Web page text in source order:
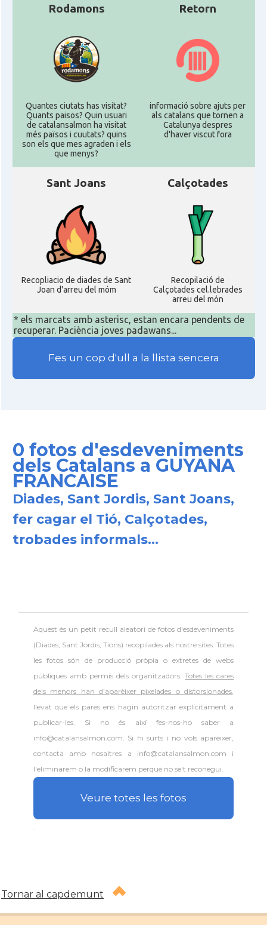
Rodamons
Quantes ciutats has visitat?
Quants paisos? Quin usuari
de catalansalmon ha visitat
més països i cuutats? quins
son els que mes agraden i els
que menys?
Retorn
informació sobre ajuts per
als catalans que tornen a
Catalunya despres
d'haver viscut fora
Sant Joans
Recopliacio de diades de Sant
Joan d'arreu del móm
Calçotades
Recopilació de
Calçotades cel.lebrades
arreu del món
* els marcats amb asterisc, estan encara pendents de
recuperar. Paciència joves padawans...
Fes un cop d'ull a la llista sencera
0 fotos d'esdeveniments
dels Catalans a GUYANA
FRANCAISE
Diades, Sant Jordis, Sant Joans,
fer cagar el Tió, Calçotades,
trobades informals...
Aquest és un petit recull aleatori defotos d'esdeveniments
(Diades, Sant Jordis, Tions) recopilades als nostre sites. Totes
les fotos són de producció pròpia o extretes de webs
públiques amb permís dels organitzadors.Totes les cares
dels menors han d'aparèixer pixelades o distorsionades,
llevat que els pares ens hagin autoritzar explícitament a
publicar-les. Si no és així fes-nos-ho saber a
info@catalansalmon.com. Si hi surts i no vols aparèixer,
contacta amb nosaltres a info@catalansalmon.com i
l'eliminarem o la modificarem perquè no se't reconegui.
Veure totes les fotos
Tornar al capdemunt